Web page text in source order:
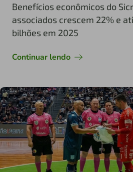
Benefícios econômicos do
associados crescem 22% e
bilhões em 2025
Continuar lendo